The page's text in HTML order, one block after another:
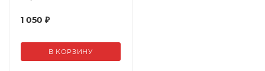
1 050 ₽
В КОРЗИНУ